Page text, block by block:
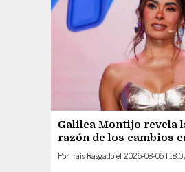
Galilea Montijo revela
razón de los cambios
Por Irais Rasgadoel 2026-08-